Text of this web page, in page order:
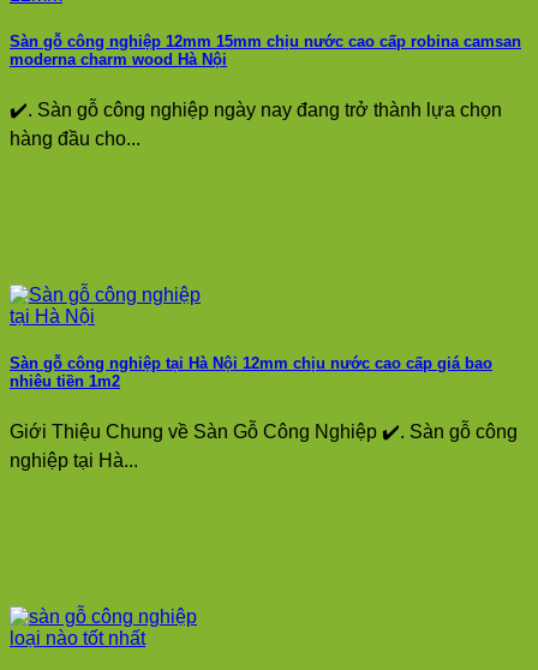
Sàn gỗ công nghiệp 12mm 15mm chịu nước cao cấp robina camsan
moderna charm wood Hà Nội
✔️. Sàn gỗ công nghiệp ngày nay đang trở thành lựa chọn
hàng đầu cho...
Sàn gỗ công nghiệp tại Hà Nội 12mm chịu nước cao cấp giá bao
nhiêu tiền 1m2
Giới Thiệu Chung về Sàn Gỗ Công Nghiệp ✔️. Sàn gỗ công
nghiệp tại Hà...